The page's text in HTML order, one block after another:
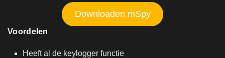
Downloaden mSpy
Voordelen
Heeft al de keylogger functie